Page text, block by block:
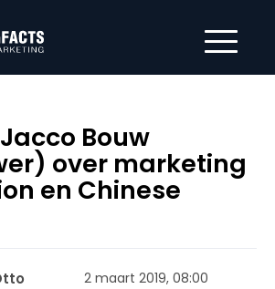
Bouw
over marketing
en Chinese
2 maart 2019, 08:00